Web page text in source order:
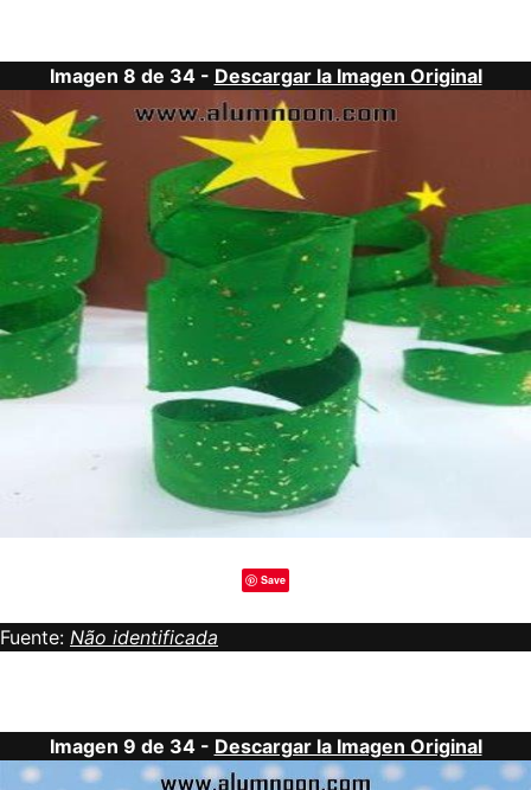
Imagen 8 de 34 - Descargar la Imagen Original
Save
Fuente: Não identificada
Imagen 9 de 34 - Descargar la Imagen Original